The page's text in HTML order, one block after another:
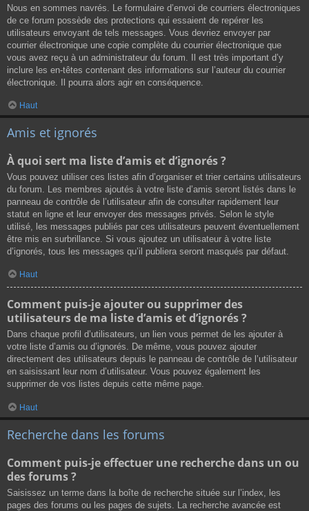
Nous en sommes navrés. Le formulaire d’envoi de courriers électroniques
de ce forum possède des protections qui essaient de repérer les
utilisateurs envoyant de tels messages. Vous devriez envoyer par
courrier électronique une copie complète du courrier électronique que
vous avez reçu à un administrateur du forum. Il est très important d’y
inclure les en-têtes contenant des informations sur l’auteur du courrier
électronique. Il pourra alors agir en conséquence.
Haut
Amis et ignorés
À quoi sert ma liste d’amis et d’ignorés ?
Vous pouvez utiliser ces listes afin d’organiser et trier certains utilisateurs
du forum. Les membres ajoutés à votre liste d’amis seront listés dans le
panneau de contrôle de l’utilisateur afin de consulter rapidement leur
statut en ligne et leur envoyer des messages privés. Selon le style
utilisé, les messages publiés par ces utilisateurs peuvent éventuellement
être mis en surbrillance. Si vous ajoutez un utilisateur à votre liste
d’ignorés, tous les messages qu’il publiera seront masqués par défaut.
Haut
Comment puis-je ajouter ou supprimer des
utilisateurs de ma liste d’amis et d’ignorés ?
Dans chaque profil d’utilisateurs, un lien vous permet de les ajouter à
votre liste d’amis ou d’ignorés. De même, vous pouvez ajouter
directement des utilisateurs depuis le panneau de contrôle de l’utilisateur
en saisissant leur nom d’utilisateur. Vous pouvez également les
supprimer de vos listes depuis cette même page.
Haut
Recherche dans les forums
Comment puis-je effectuer une recherche dans un ou
des forums ?
Saisissez un terme dans la boîte de recherche située sur l’index, les
pages des forums ou les pages de sujets. La recherche avancée est